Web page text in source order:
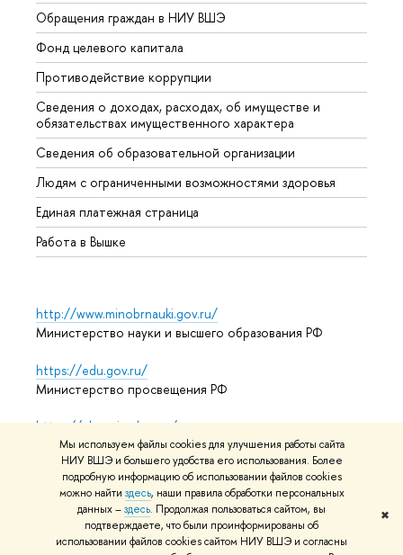
Мы используем файлы cookies для улучшения работы сайта
НИУ ВШЭ и большего удобства его использования. Более
подробную информацию об использовании файлов cookies
можно найти здесь, наши правила обработки персональных
данных –здесь. Продолжая пользоваться сайтом, вы
подтверждаете, что были проинформированы об
использовании файлов cookies сайтом НИУ ВШЭ и согласны
✖
Обращения граждан в НИУ ВШЭ
Фонд целевого капитала
Противодействие коррупции
Сведения о доходах, расходах, об имуществе и
обязательствах имущественного характера
Сведения об образовательной организации
Людям с ограниченными возможностями здоровья
Единая платежная страница
Работа в Вышке
http://www.minobrnauki.gov.ru/
Министерство науки и высшего образования РФ
https://edu.gov.ru/
Министерство просвещения РФ
https://elearning.hse.ru/mooc
Массовые открытые онлайн-курсы
© НИУ ВШЭ 1993–2026 Адреса и контактыУсловия
использования материаловПолитика конфиденциальности
Карта сайта